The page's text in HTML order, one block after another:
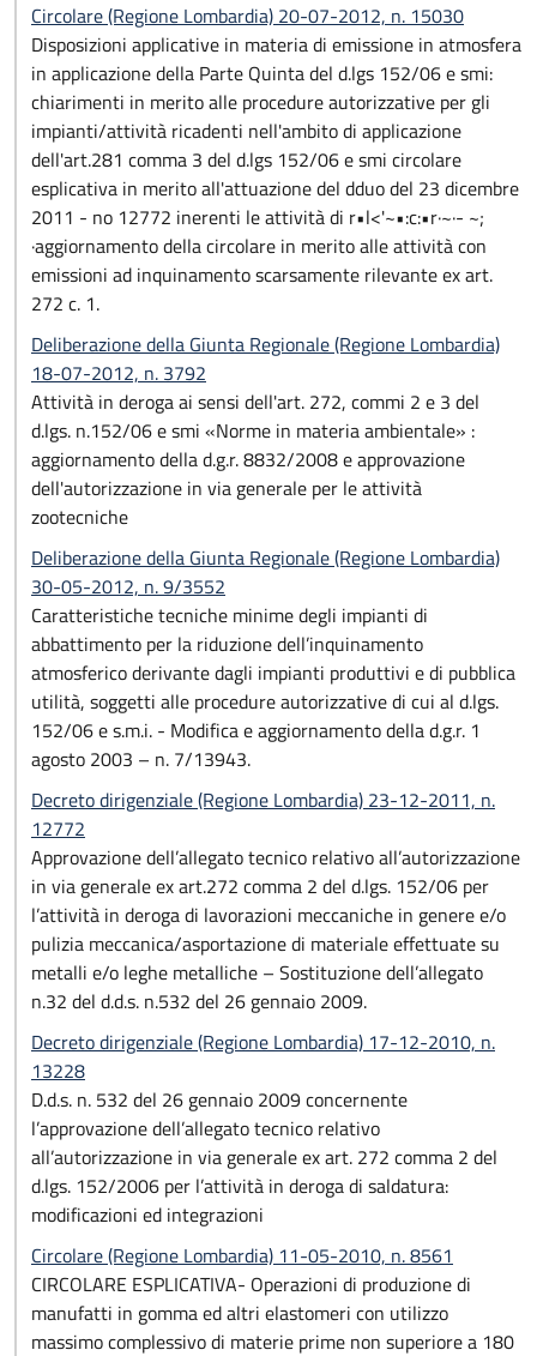
Circolare (Regione Lombardia) 20-07-2012, n. 15030
Disposizioni applicative in materia di emissione in atmosfera
in applicazione della Parte Quinta del d.lgs 152/06 e smi:
chiarimenti in merito alle procedure autorizzative per gli
impianti/attività ricadenti nell'ambito di applicazione
dell'art.281 comma 3 del d.lgs 152/06 e smi circolare
esplicativa in merito all'attuazione del dduo del 23 dicembre
2011 - no 12772 inerenti le attività di r•l<'~•:c:•r·~·- ~;
·aggiornamento della circolare in merito alle attività con
emissioni ad inquinamento scarsamente rilevante ex art.
272 c. 1.
Deliberazione della Giunta Regionale (Regione Lombardia)
18-07-2012, n. 3792
Attività in deroga ai sensi dell'art. 272, commi 2 e 3 del
d.lgs. n.152/06 e smi «Norme in materia ambientale» :
aggiornamento della d.g.r. 8832/2008 e approvazione
dell'autorizzazione in via generale per le attività
zootecniche
Deliberazione della Giunta Regionale (Regione Lombardia)
30-05-2012, n. 9/3552
Caratteristiche tecniche minime degli impianti di
abbattimento per la riduzione dell’inquinamento
atmosferico derivante dagli impianti produttivi e di pubblica
utilità, soggetti alle procedure autorizzative di cui al d.lgs.
152/06 e s.m.i. - Modifica e aggiornamento della d.g.r. 1
agosto 2003 – n. 7/13943.
Decreto dirigenziale (Regione Lombardia) 23-12-2011, n.
12772
Approvazione dell’allegato tecnico relativo all’autorizzazione
in via generale ex art.272 comma 2 del d.lgs. 152/06 per
l’attività in deroga di lavorazioni meccaniche in genere e/o
pulizia meccanica/asportazione di materiale effettuate su
metalli e/o leghe metalliche – Sostituzione dell’allegato
n.32 del d.d.s. n.532 del 26 gennaio 2009.
Decreto dirigenziale (Regione Lombardia) 17-12-2010, n.
13228
D.d.s. n. 532 del 26 gennaio 2009 concernente
l’approvazione dell’allegato tecnico relativo
all’autorizzazione in via generale ex art. 272 comma 2 del
d.lgs. 152/2006 per l’attività in deroga di saldatura:
modificazioni ed integrazioni
Circolare (Regione Lombardia) 11-05-2010, n. 8561
CIRCOLARE ESPLICATIVA- Operazioni di produzione di
manufatti in gomma ed altri elastomeri con utilizzo
massimo complessivo di materie prime non superiore a 180